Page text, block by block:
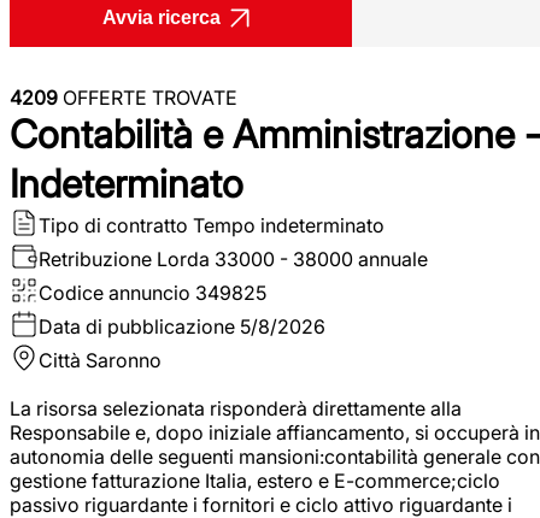
Avvia ricerca
4209 OFFERTE TROVATE
Contabilità e Amministrazione -
Indeterminato
Tipo di contratto Tempo indeterminato
Retribuzione Lorda 33000 - 38000 annuale
Codice annuncio 349825
Data di pubblicazione 5/8/2026
Città Saronno
La risorsa selezionata risponderà direttamente alla
Responsabile e, dopo iniziale affiancamento, si occuperà in
autonomia delle seguenti mansioni:contabilità generale con
gestione fatturazione Italia, estero e E-commerce;ciclo
passivo riguardante i fornitori e ciclo attivo riguardante i